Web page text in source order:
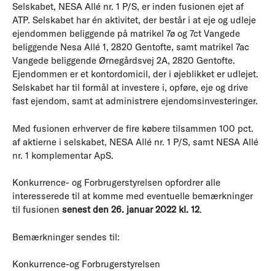
Selskabet, NESA Allé nr. 1 P/S, er inden fusionen ejet af
ATP. Selskabet har én aktivitet, der består i at eje og udleje
ejendommen beliggende på matrikel 7ø og 7ct Vangede
beliggende Nesa Allé 1, 2820 Gentofte, samt matrikel 7ac
Vangede beliggende Ørnegårdsvej 2A, 2820 Gentofte.
Ejendommen er et kontordomicil, der i øjeblikket er udlejet.
Selskabet har til formål at investere i, opføre, eje og drive
fast ejendom, samt at administrere ejendomsinvesteringer.
Med fusionen erhverver de fire købere tilsammen 100 pct.
af aktierne i selskabet, NESA Allé nr. 1 P/S, samt NESA Allé
nr. 1 komplementar ApS.
Konkurrence- og Forbrugerstyrelsen opfordrer alle
interesserede til at komme med eventuelle bemærkninger
til fusionen senest den 26. januar 2022 kl. 12.
Bemærkninger sendes til:
Konkurrence-og Forbrugerstyrelsen